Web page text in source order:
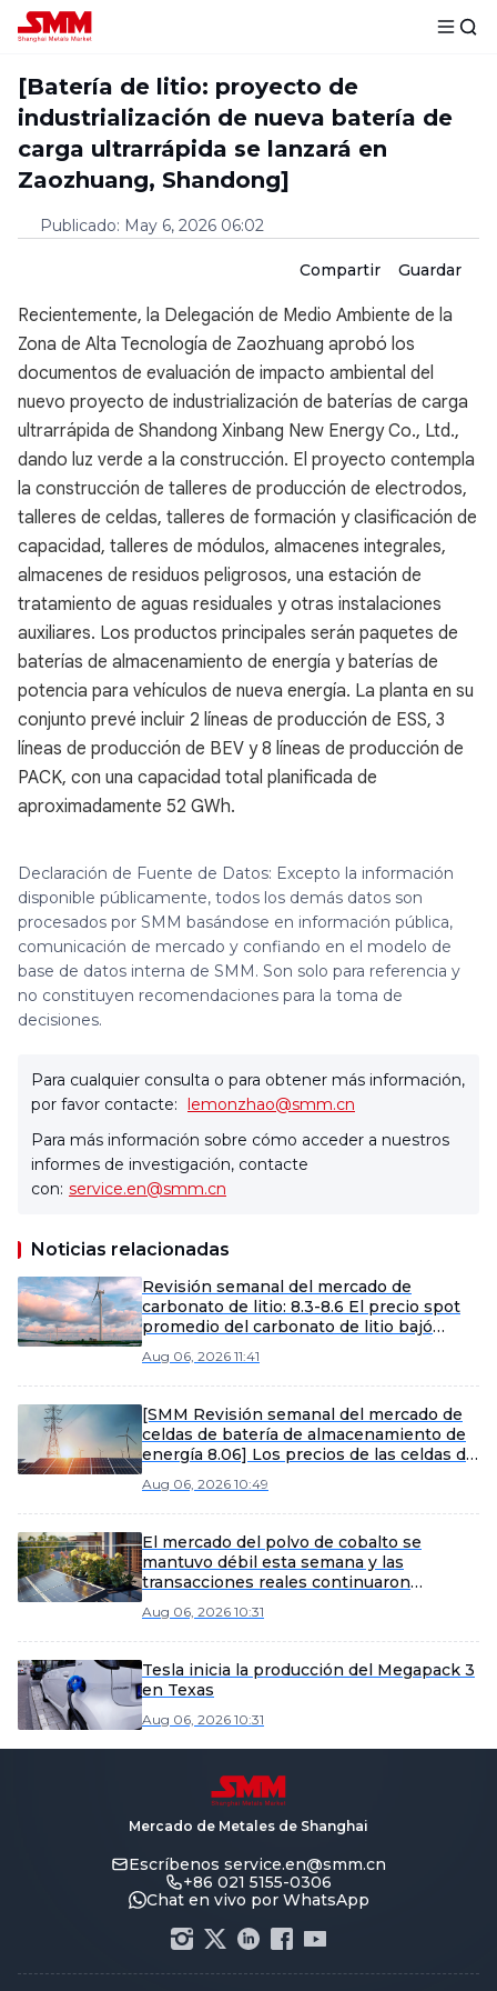
[Batería de litio: proyecto de
industrialización de nueva batería de
carga ultrarrápida se lanzará en
Zaozhuang, Shandong]
Publicado: May 6, 2026 06:02
Compartir Guardar
Recientemente, la Delegación de Medio Ambiente de la
Zona de Alta Tecnología de Zaozhuang aprobó los
documentos de evaluación de impacto ambiental del
nuevo proyecto de industrialización de baterías de carga
ultrarrápida de Shandong Xinbang New Energy Co., Ltd.,
dando luz verde a la construcción. El proyecto contempla
la construcción de talleres de producción de electrodos,
talleres de celdas, talleres de formación y clasificación de
capacidad, talleres de módulos, almacenes integrales,
almacenes de residuos peligrosos, una estación de
tratamiento de aguas residuales y otras instalaciones
auxiliares. Los productos principales serán paquetes de
baterías de almacenamiento de energía y baterías de
potencia para vehículos de nueva energía. La planta en su
conjunto prevé incluir 2 líneas de producción de ESS, 3
líneas de producción de BEV y 8 líneas de producción de
PACK, con una capacidad total planificada de
aproximadamente 52 GWh.
Declaración de Fuente de Datos: Excepto la información
disponible públicamente, todos los demás datos son
procesados por SMM basándose en información pública,
comunicación de mercado y confiando en el modelo de
base de datos interna de SMM. Son solo para referencia y
no constituyen recomendaciones para la toma de
decisiones.
Para cualquier consulta o para obtener más información,
por favor contacte: lemonzhao@smm.cn
Para más información sobre cómo acceder a nuestros
informes de investigación, contacte
con: service.en@smm.cn
Noticias relacionadas
Revisión semanal del mercado de
carbonato de litio: 8.3-8.6 El precio spot
promedio del carbonato de litio bajó
Weekly Review]
Aug 06, 2026 11:41
[SMM Revisión semanal del mercado de
celdas de batería de almacenamiento de
energía 8.06] Los precios de las celdas de
mantienen estables, y se espera que los
envíos de productos de gran capacidad se
aceleren en la segunda mitad del año.
Aug 06, 2026 10:49
El mercado del polvo de cobalto se
mantuvo débil esta semana y las
transacciones reales continuaron
Aug 06, 2026 10:31
Tesla inicia la producción del Megapack 3
en Texas
Aug 06, 2026 10:31
Mercado de Metales de Shanghai
Escríbenos service.en@smm.cn
+86 021 5155-0306
Chat en vivo por WhatsApp